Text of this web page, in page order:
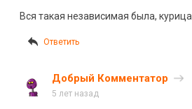
Вся такая независимая была, курица.
Ответить
Добрый Комментатор
5 лет назад